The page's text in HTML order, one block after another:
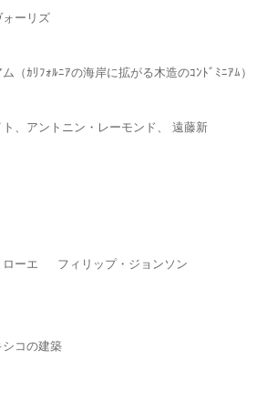
ーリズ
（ｶﾘﾌｫﾙﾆｱの海岸に拡がる木造のｺﾝﾄﾞﾐﾆｱﾑ）
、アントニン・レーモンド、 遠藤新
ローエ フィリップ・ジョンソン
コの建築